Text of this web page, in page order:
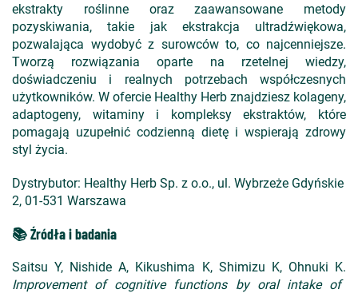
ekstrakty roślinne oraz zaawansowane metody
pozyskiwania, takie jak ekstrakcja ultradźwiękowa,
pozwalająca wydobyć z surowców to, co najcenniejsze.
Tworzą rozwiązania oparte na rzetelnej wiedzy,
doświadczeniu i realnych potrzebach współczesnych
użytkowników. W ofercie Healthy Herb znajdziesz kolageny,
adaptogeny, witaminy i kompleksy ekstraktów, które
pomagają uzupełnić codzienną dietę i wspierają zdrowy
styl życia.
Dystrybutor: Healthy Herb Sp. z o.o., ul. Wybrzeże Gdyńskie
2, 01-531 Warszawa
📚 Źródła i badania
Saitsu Y, Nishide A, Kikushima K, Shimizu K, Ohnuki K.
Improvement of cognitive functions by oral intake of